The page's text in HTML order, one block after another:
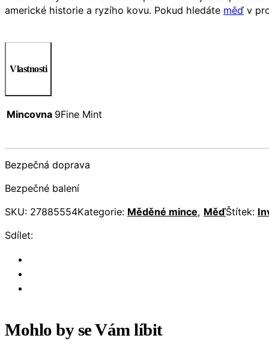
americké historie a ryzího kovu. Pokud hledáte měď v
Vlastnosti
Mincovna 9Fine Mint
Bezpečná doprava
Bezpečné balení
SKU: 27885554Kategorie: Měděné mince, MěďŠtítek:
Sdílet:
Mohlo by se Vám líbit